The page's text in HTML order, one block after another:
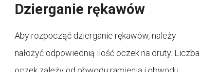
Dzierganie rękawów
Aby rozpocząć dzierganie rękawów, należy
nałożyć odpowiednią ilość oczek na druty. Liczba